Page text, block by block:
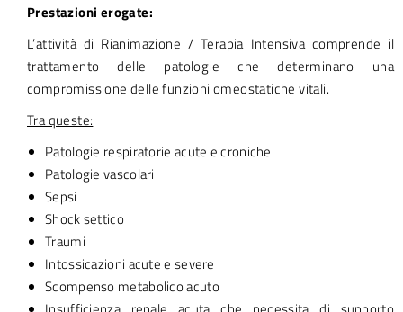
Prestazioni erogate:
L’attività di Rianimazione / Terapia Intensiva comprende il
trattamento delle patologie che determinano una
compromissione delle funzioni omeostatiche vitali.
Tra queste:
Patologie respiratorie acute e croniche
Patologie vascolari
Sepsi
Shock settico
Traumi
Intossicazioni acute e severe
Scompenso metabolico acuto